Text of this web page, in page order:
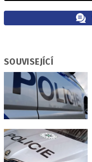
SOUVISEJÍCÍ